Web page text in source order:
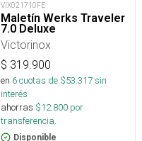
VIX021710FE
Maletín Werks Traveler
7.0 Deluxe
Victorinox
$ 319.900
en 6cuotas de $53.317sin
interés
ahorras $12.800 por
transferencia.
Disponible